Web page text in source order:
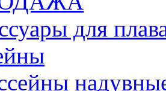
для